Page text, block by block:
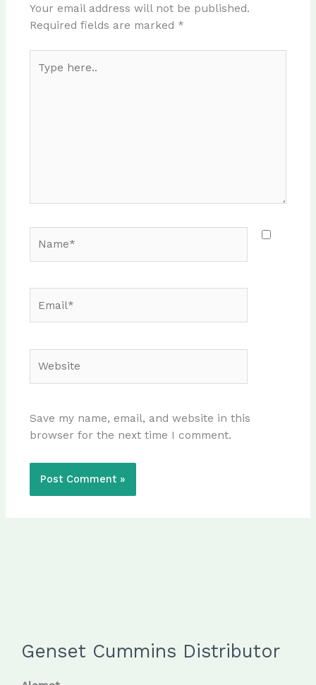
Your email address will not be published.
Required fields are marked *
here..
Save my name, email, and website in this
browser for the next time I comment.
Genset Cummins Distributor